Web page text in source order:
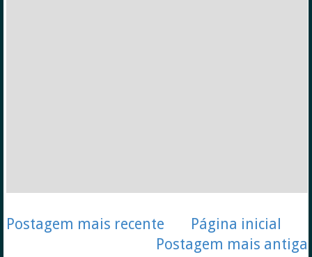
Postagem mais recente
Postagem mais antiga
Página inicial